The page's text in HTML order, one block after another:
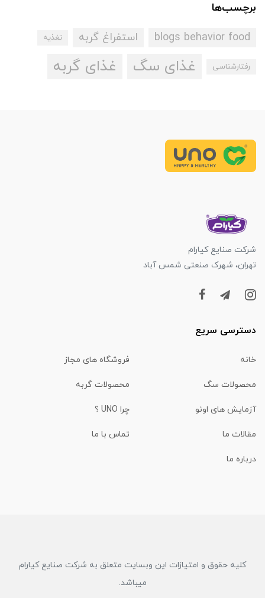
برچسب‌ها
blogs behavior food
استفراغ گربه تغذیه
رفتارشناسی غذای سگ غذای گربه
شرکت صنایع کیارام
تهران، شهرک صنعتی شمس آباد
دسترسی سریع
خانه فروشگاه های مجاز
محصولات سگ محصولات گربه
آزمایش های اونو چرا UNO ؟
مقالات ما تماس با ما
درباره ما
کلیه حقوق و امتیازات این وبسایت متعلق به شرکت صنایع کیارام
میباشد.